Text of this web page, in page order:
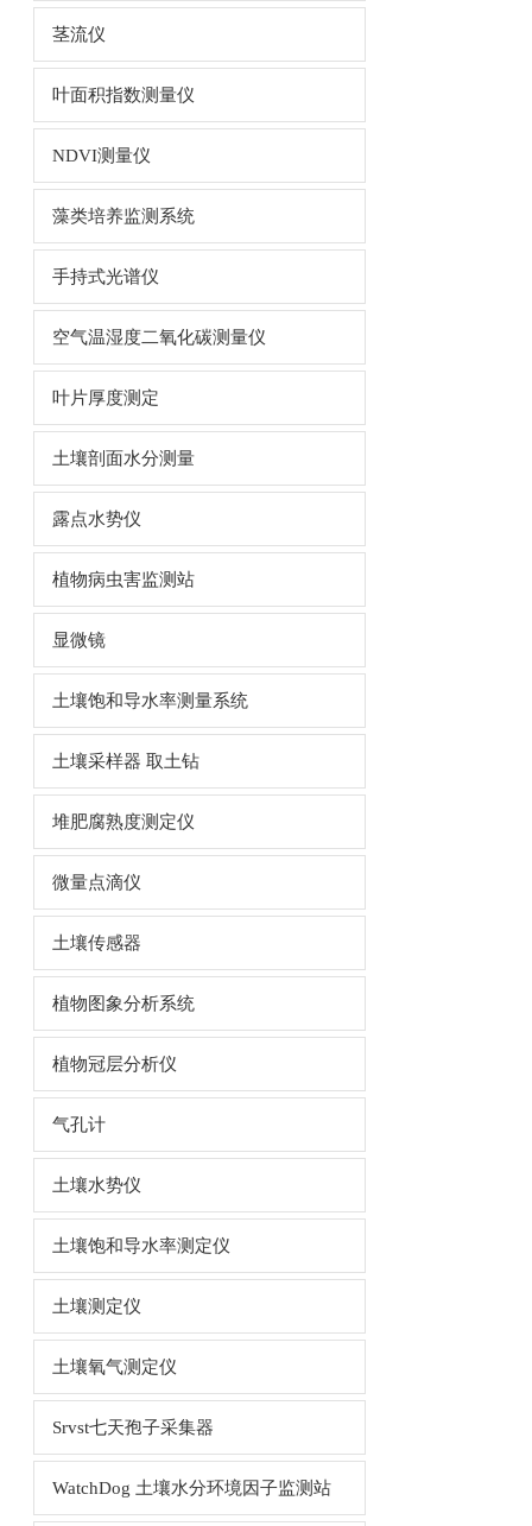
茎流仪
叶面积指数测量仪
NDVI测量仪
藻类培养监测系统
手持式光谱仪
空气温湿度二氧化碳测量仪
叶片厚度测定
土壤剖面水分测量
露点水势仪
植物病虫害监测站
显微镜
土壤饱和导水率测量系统
土壤采样器 取土钻
堆肥腐熟度测定仪
微量点滴仪
土壤传感器
植物图象分析系统
植物冠层分析仪
气孔计
土壤水势仪
土壤饱和导水率测定仪
土壤测定仪
土壤氧气测定仪
Srvst七天孢子采集器
WatchDog 土壤水分环境因子监测站